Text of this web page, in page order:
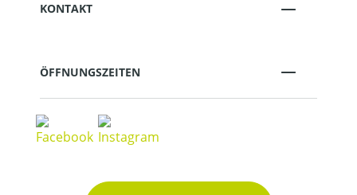
KONTAKT
ÖFFNUNGSZEITEN